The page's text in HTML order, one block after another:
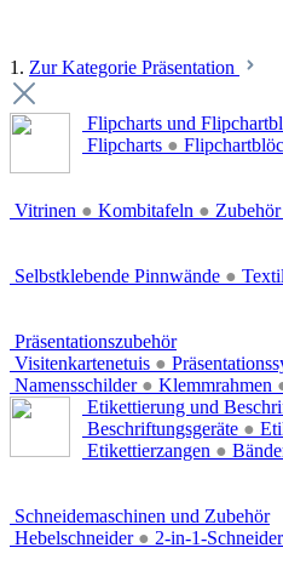
1. Zur Kategorie Präsentation
Flipcharts und
Flipcharts ●
Vitrinen ● Kombitafeln ● Zubehör
Selbstklebende Pinnwände ●
Präsentationszubehör
Visitenkartenetuis ●
Namensschilder ● Klemmrahmen
Etikettierung und
Beschriftungsgeräte ●
Etikettierzangen ●
Schneidemaschinen und Zubehör
Hebelschneider ● 2-in-1-Schneider